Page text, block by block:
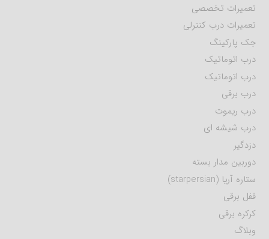
تعمیرات تخصصی
تعمیرات درب کنترلی
جک پارکینگ
درب اتوماتیک
درب اتوماتیک
درب برقی
درب ریموت
درب شیشه ای
دزدگیر
دوربین مدار بسته
ستاره آریا (starpersian)
قفل برقی
کرکره برقی
وبلاگ